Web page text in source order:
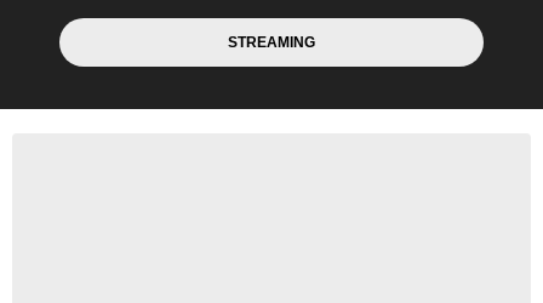
STREAMING